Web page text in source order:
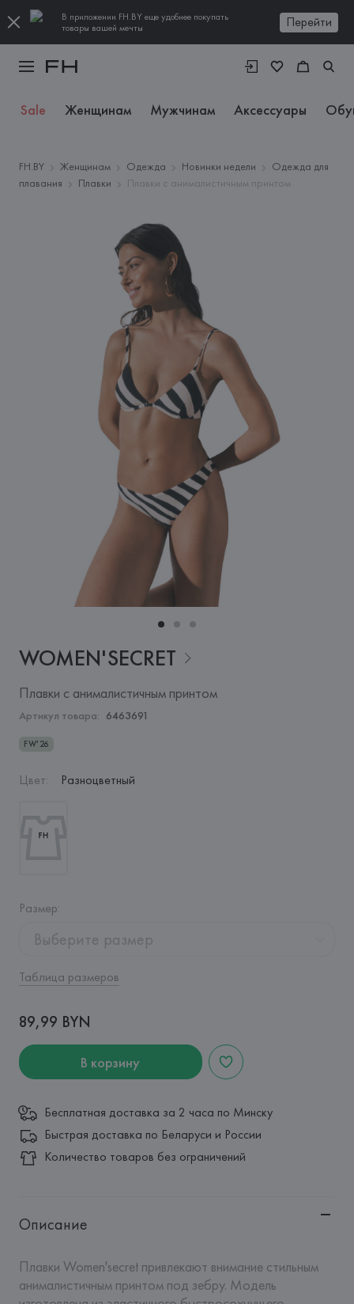
В приложении FH.BY еще удобнее покупать
товары вашей мечты
Перейти
Sale Женщинам Мужчинам Аксессуары
FH.BY Женщинам Одежда Новинки недели
Одежда для
плавания
Плавки Плавки с анималистичным принтом
WOMEN'SECRET
Плавки с анималистичным принтом
Артикул товара: 6463691
FW'26
Цвет: Разноцветный
Размер:
Выберите размер
Таблица размеров
89,99 BYN
В корзину
Бесплатная доставка за 2 часа по Минску
Быстрая доставка по Беларуси и России
Количество товаров без ограничений
Описание
Плавки Women'secret привлекают внимание стильным
анималистичным принтом под зебру. Модель